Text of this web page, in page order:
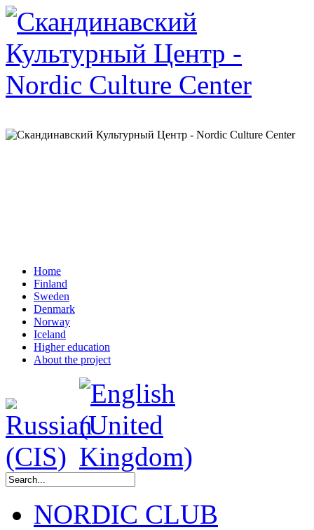
Home
Finland
Sweden
Denmark
Norway
Iceland
Higher education
About the project
NORDIC CLUB